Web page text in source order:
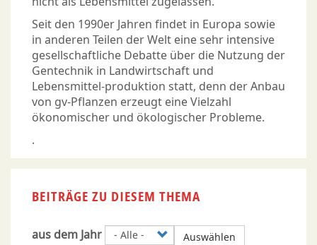
Seit den 1990er Jahren findet in Europa sowie
in anderen Teilen der Welt eine sehr intensive
gesellschaftliche Debatte über die Nutzung der
Gentechnik in Landwirtschaft und
Lebensmittel-produktion statt, denn der Anbau
von gv-Pflanzen erzeugt eine Vielzahl
ökonomischer und ökologischer Probleme.
.
BEITRÄGE ZU DIESEM THEMA
aus dem Jahr Auswählen